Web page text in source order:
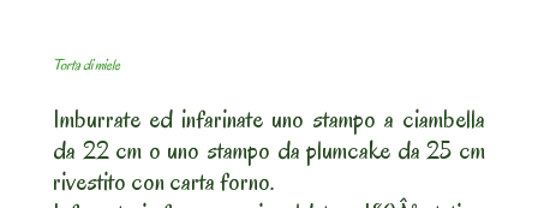
Torta di miele
Imburrate ed infarinate uno stampo a ciambella
da 22 cm o uno stampo da plumcake da 25 cm
rivestito con carta forno.